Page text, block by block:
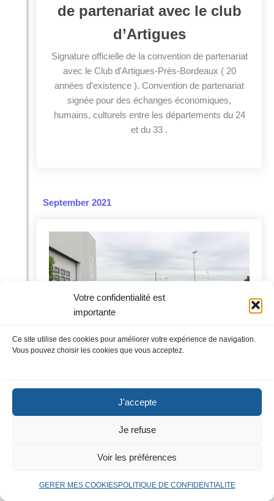
Votre confidentialité est
importante
Ce site utilise des cookies pour améliorer votre expérience de navigation.
Vous pouvez choisir les cookies que vous acceptez.
J'accepte
Je refuse
Voir les préférences
GERER MES COOKIESPOLITIQUE DE CONFIDENTIALITE
de partenariat avec le club
d’Artigues
Signature officielle de la convention de partenariat
avec le Club d'Artigues-Près-Bordeaux ( 20
années d'existence ). Convention de partenariat
signée pour des échanges économiques,
humains, culturels entre les départements du 24
et du 33 .
September 2021
Visite aux Papillons Blancs
pour l'inauguration du site
ESAT Brousse
Inauguration du site ESAT BROUSSE, en
Maire de Bergerac, du représentant de la CAB, du